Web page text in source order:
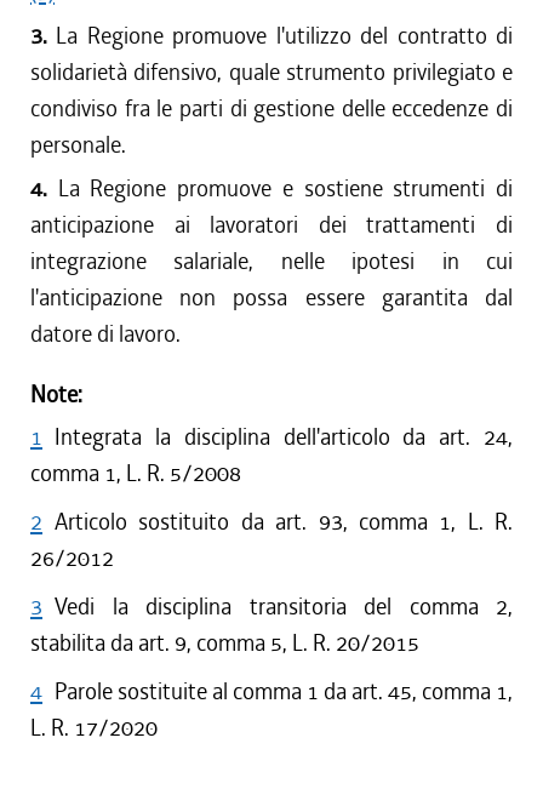
3. La Regione promuove l'utilizzo del contratto di
solidarietà difensivo, quale strumento privilegiato e
condiviso fra le parti di gestione delle eccedenze di
personale.
4. La Regione promuove e sostiene strumenti di
anticipazione ai lavoratori dei trattamenti di
integrazione salariale, nelle ipotesi in cui
l'anticipazione non possa essere garantita dal
datore di lavoro.
Note:
1 Integrata la disciplina dell'articolo da art. 24,
comma 1, L. R. 5/2008
2 Articolo sostituito da art. 93, comma 1, L. R.
26/2012
3 Vedi la disciplina transitoria del comma 2,
stabilita da art. 9, comma 5, L. R. 20/2015
4 Parole sostituite al comma 1 da art. 45, comma 1,
L. R. 17/2020